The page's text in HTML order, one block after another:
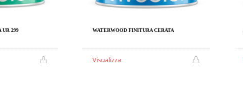
299 WATERWOOD FINITURA CERATA
Visualizza